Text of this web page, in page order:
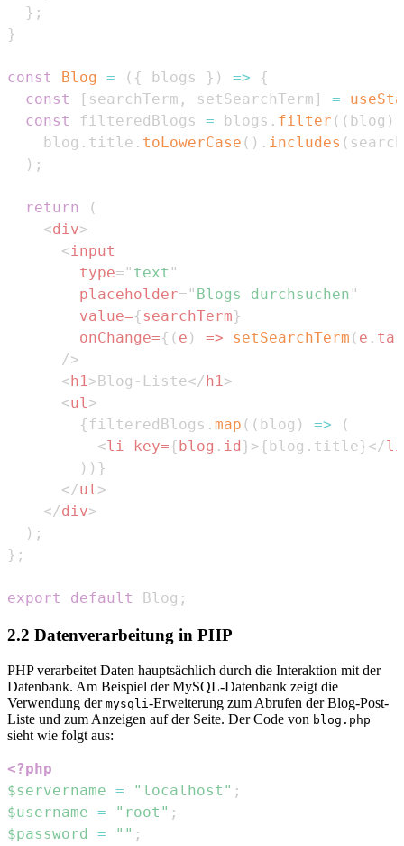
} ;
}
const Blog = ( { blogs } ) =>
{
const
[ searchTerm , setSearchTerm ] =
const
filteredBlogs = blogs . filter ( ( blog )
    blog
. title . toLowerCase ( ) . includes (
) ;
return
(
<div>
<input
type= " text "
placeholder= " Blogs durchsuchen "
value={searchTerm}
onChange={ ( e ) => setSearchTerm ( e .
/>
<h1 >Blog-Liste</h1 >
<ul >
{filteredBlogs . map ( ( blog ) =>
(
<li key={blog . id }>{blog . title}</li
) ) }
</ul >
</div>
) ;
} ;
export default Blog ;
2.2 Datenverarbeitung in PHP
PHP verarbeitet Daten hauptsächlich durch die Interaktion mit der
Datenbank. Am Beispiel der MySQL-Datenbank zeigt die
Verwendung der mysqli-Erweiterung zum Abrufen der Blog-Post-
Liste und zum Anzeigen auf der Seite. Der Code von blog.php
sieht wie folgt aus:
<?php
$servername = "localhost" ;
$username = "root" ;
$password
= "" ;